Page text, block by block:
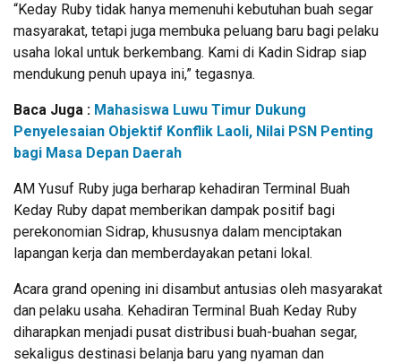
“Keday Ruby tidak hanya memenuhi kebutuhan buah segar
masyarakat, tetapi juga membuka peluang baru bagi pelaku
usaha lokal untuk berkembang. Kami di Kadin Sidrap siap
mendukung penuh upaya ini,” tegasnya.
Baca Juga : Mahasiswa Luwu Timur Dukung
Penyelesaian Objektif Konflik Laoli, Nilai PSN Penting
bagi Masa Depan Daerah
AM Yusuf Ruby juga berharap kehadiran Terminal Buah
Keday Ruby dapat memberikan dampak positif bagi
perekonomian Sidrap, khususnya dalam menciptakan
lapangan kerja dan memberdayakan petani lokal.
Acara grand opening ini disambut antusias oleh masyarakat
dan pelaku usaha. Kehadiran Terminal Buah Keday Ruby
diharapkan menjadi pusat distribusi buah-buahan segar,
sekaligus destinasi belanja baru yang nyaman dan